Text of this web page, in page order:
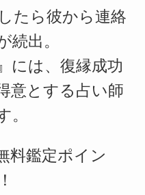
たら彼から連絡
続出。
には、復縁成功
意とする占い師
。
料鑑定ポイン